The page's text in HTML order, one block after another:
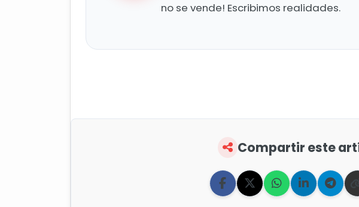
no se vende! Escribimos realidades.
Compartir este